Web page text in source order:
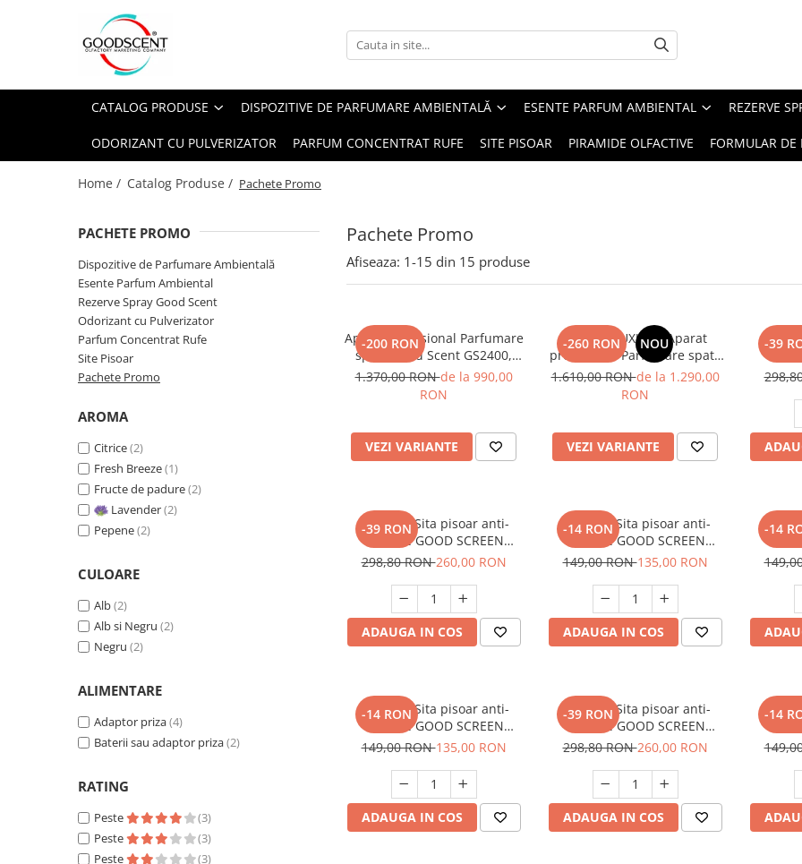
Catalog Produse
Odorizant cu Pulverizator
Dispozitive de Parfumare Ambientală
Industriale (HVAC)
Esente Parfum Ambiental
Rezerva 100 g
Rezerva 500 g
Rezerva 1 Kg
CATALOG PRODUSE DISPOZITIVE DE PARFUMARE AMBIENTALĂ ESENTE PARFUM AMBIENTAL REZERVE
ODORIZANT CU PULVERIZATOR PARFUM CONCENTRAT RUFE SITE PISOAR PIRAMIDE OLFACTIVE FORMULAR DE
Home / Catalog Produse / Pachete Promo
Pachete Promo
PACHETE PROMO
Dispozitive de Parfumare Ambientală
Esente Parfum Ambiental
Rezerve Spray Good Scent
Odorizant cu Pulverizator
Parfum Concentrat Rufe
Site Pisoar
Pachete Promo
AROMA
Citrice(2)
Fresh Breeze(1)
Fructe de padure(2)
Lavender(2)
Pepene(2)
CULOARE
Alb(2)
Alb si Negru (2)
Negru (2)
ALIMENTARE
Adaptor priza(4)
Baterii sau adaptor priza(2)
RATING
Peste
(3)
Peste
(3)
Peste
(3)
Afiseaza: 1-15 din 15 produse
-200 RON
Aparat profesional Parfumare
spatii Good Scent GS2400,
culoare alba cu rezerva 1 Kg
inclusa
1.370,00 RONde la 990,00
RON
VEZI VARIANTE
-260 RON NOU
PACHET LUXURY: Aparat
profesional Parfumare spatii
GOOD SCENT Contour 2000,
culoare neagra cu rezerva
1.610,00 RONde la 1.290,00
RON
VEZI VARIANTE
-39
SET:
-39 RON
SET: 12 x Sita pisoar anti-
stropire GOOD SCREEN
PROScent 60+, Purple Berry
298,80 RON260,00 RON
ADAUGA IN COS
-14 RON
SET: 10 x Sita pisoar anti-
stropire GOOD SCREEN
PowerFresh 30+, Melon
149,00 RON135,00 RON
ADAUGA IN COS
-14
SET:
-14 RON
SET: 10 x Sita pisoar anti-
stropire GOOD SCREEN
PowerFresh 30+, Lavender
149,00 RON135,00 RON
ADAUGA IN COS
-39 RON
SET: 12 x Sita pisoar anti-
stropire GOOD SCREEN
PROScent 60+, Citrus
298,80 RON260,00 RON
ADAUGA IN COS
-14
SET: